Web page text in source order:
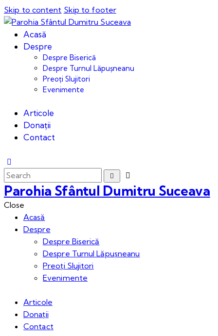
Skip to content Skip to footer
Acasă
Despre
Despre Biserică
Despre Turnul Lăpușneanu
Preoți Slujitori
Evenimente
Articole
Donații
Contact
Parohia Sfântul Dumitru Suceava
Close
Acasă
Despre
Despre Biserică
Despre Turnul Lăpușneanu
Preoți Slujitori
Evenimente
Articole
Donații
Contact